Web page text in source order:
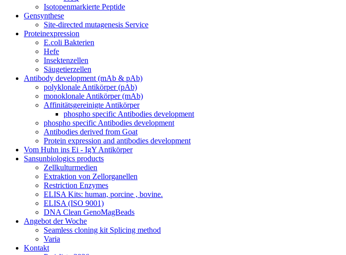
Isotopenmarkierte Peptide
Gensynthese
Site-directed mutagenesis Service
Proteinexpression
E.coli Bakterien
Hefe
Insektenzellen
Säugetierzellen
Antibody development (mAb & pAb)
polyklonale Antikörper (pAb)
monoklonale Antikörper (mAb)
Affinitätsgereinigte Antikörper
phospho specific Antibodies development
phospho specific Antibodies development
Antibodies derived from Goat
Protein expression and antibodies development
Vom Huhn ins Ei - IgY Antikörper
Sansunbiologics products
Zellkulturmedien
Extraktion von Zellorganellen
Restriction Enzymes
ELISA Kits: human, porcine , bovine.
ELISA (ISO 9001)
DNA Clean GenoMagBeads
Angebot der Woche
Seamless cloning kit Splicing method
Varia
Kontakt